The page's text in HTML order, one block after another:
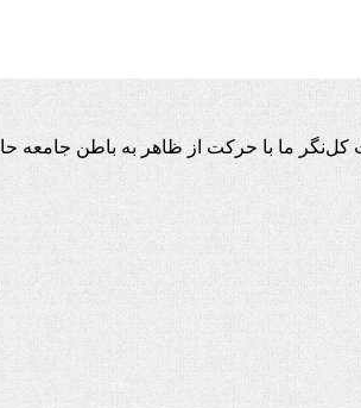
ما با حرکت از ظاهر به باطن جامعه